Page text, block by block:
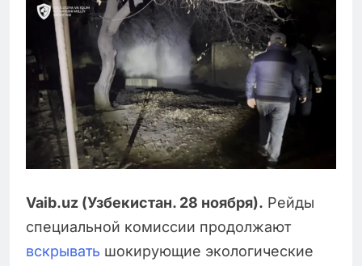
Vaib.uz (Узбекистан. 28 ноября). Рейды
специальной комиссии продолжают
вскрывать шокирующие экологические